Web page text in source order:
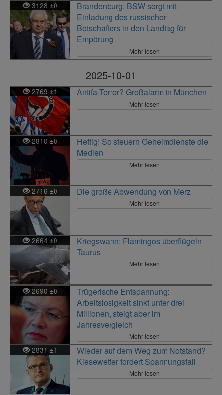
3128 ±0
Brandenburg: BSW sorgt mit
Einladung des russischen
Botschafters in den Landtag für
Empörung
Mehr lesen
2025-10-01
2769±1 Antifa-Terror? Großalarm in München
Mehr lesen
2810±0
Heftig! So steuern Geheimdienste die
Medien
Mehr lesen
2716 ±0 Die große Abwendung von Merz
Mehr lesen
2664 ±0
Kriegswahn: Flamingos überflügeln
Taurus
Mehr lesen
2690 ±0
Trügerische Entspannung:
Arbeitslosigkeit sinkt unter drei
Millionen, steigt aber im
Jahresvergleich
Mehr lesen
2831 ±1
Wieder auf dem Weg zum Notstand?
Kiesewetter fordert Spannungsfall
Mehr lesen